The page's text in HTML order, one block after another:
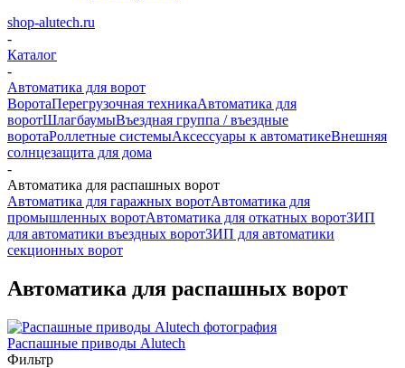
shop-alutech.ru
-
Каталог
-
Автоматика для ворот
ВоротаПерегрузочная техникаАвтоматика для
воротШлагбаумыВъездная группа / въездные
воротаРоллетные системыАксессуары к автоматикеВнешняя
солнцезащита для дома
-
Автоматика для распашных ворот
Автоматика для гаражных воротАвтоматика для
промышленных воротАвтоматика для откатных воротЗИП
для автоматики въездных воротЗИП для автоматики
секционных ворот
Автоматика для распашных ворот
Распашные приводы Alutech
Фильтр